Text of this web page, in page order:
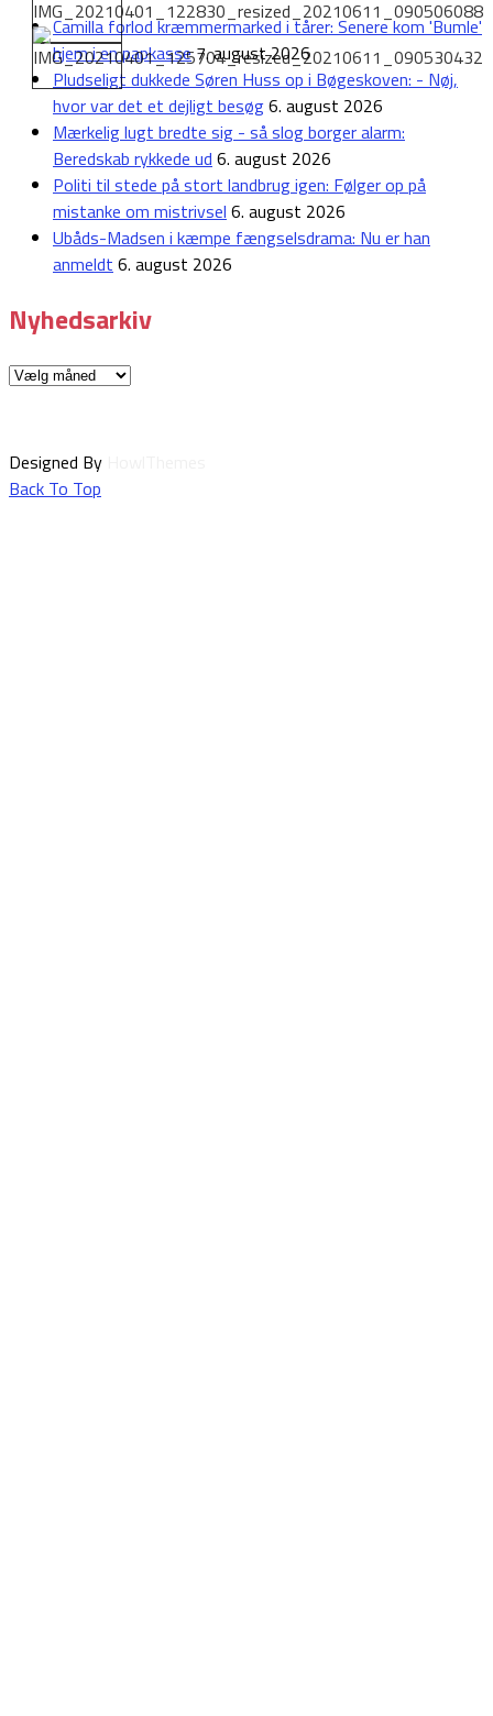
Camilla forlod kræmmermarked i tårer: Senere kom 'Bumle'
hjem i en papkasse 7. august 2026
Pludseligt dukkede Søren Huss op i Bøgeskoven: - Nøj,
hvor var det et dejligt besøg6. august 2026
Mærkelig lugt bredte sig - så slog borger alarm:
Beredskab rykkede ud 6. august 2026
Politi til stede på stort landbrug igen: Følger op på
mistanke om mistrivsel 6. august 2026
Ubåds-Madsen i kæmpe fængselsdrama: Nu er han
anmeldt 6. august 2026
Nyhedsarkiv
Nyhedsarkiv
Designed By
Back To Top